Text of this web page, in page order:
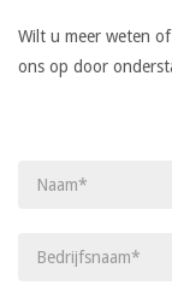
Wilt u meer weten
ons op door